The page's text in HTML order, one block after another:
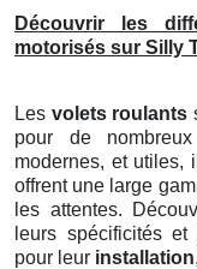
Découvrir les
motorisés sur Silly
Les volets roulants
pour de
modernes, et utiles,
offrent une large
les attentes.
leurs spécificités
pour leur installation,